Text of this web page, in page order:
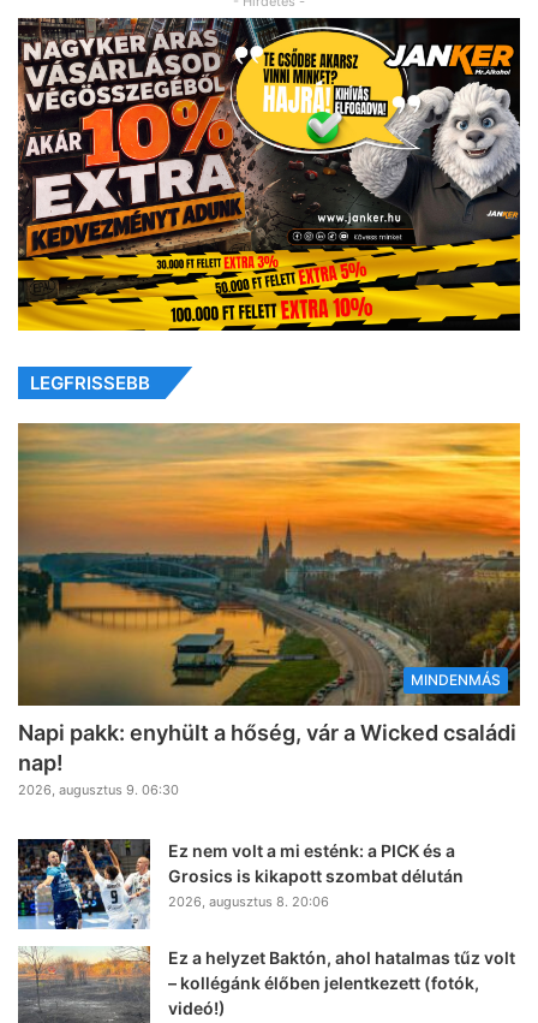
LEGFRISSEBB
MINDENMÁS
Napi pakk: enyhült a hőség, vár a Wicked családi
nap!
2026, augusztus 9. 06:30
Ez nem volt a mi esténk: a PICK és a
Grosics is kikapott szombat délután
2026, augusztus 8. 20:06
Ez a helyzet Baktón, ahol hatalmas tűz volt
– kollégánk élőben jelentkezett (fotók,
videó!)